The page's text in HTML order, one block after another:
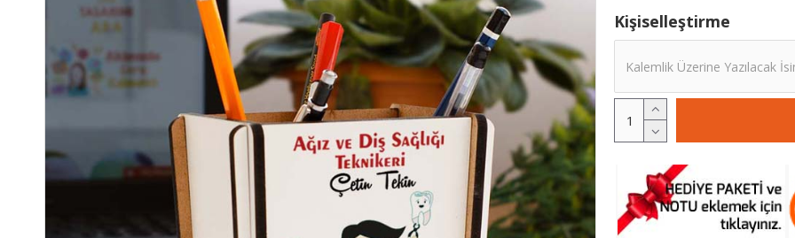
Kişiselleştirme